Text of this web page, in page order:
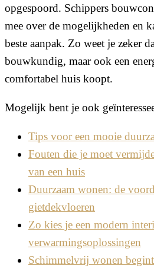
opgespoord. Schippers
mee over de mogelijkheden en
beste aanpak. Zo weet je zeker
bouwkundig, maar ook een
comfortabel huis koopt.
Mogelijk bent je ook
Tips voor een mooie
Fouten die je moet
van een huis
Duurzaam wonen: de
gietdekvloeren
Zo kies je een modern
verwarmingsoplossingen
Schimmelvrij wonen